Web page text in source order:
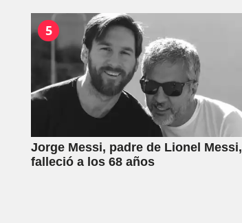
5
Jorge Messi, padre de Lionel Messi,
falleció a los 68 años